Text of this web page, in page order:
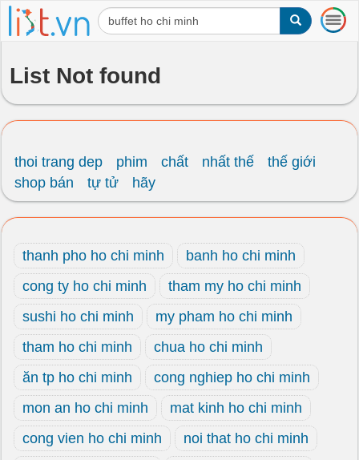
T
o
t
List Not found
thoi trang dep phim chất nhất thế
thế giới
shop bán
tự tử hãy
thanh pho ho chi minh
banh ho chi minh
cong ty ho chi minh
tham my ho chi minh
sushi ho chi minh
my pham ho chi minh
tham ho chi minh
chua ho chi minh
ăn tp ho chi minh
cong nghiep ho chi minh
mon an ho chi minh
mat kinh ho chi minh
cong vien ho chi minh
noi that ho chi minh